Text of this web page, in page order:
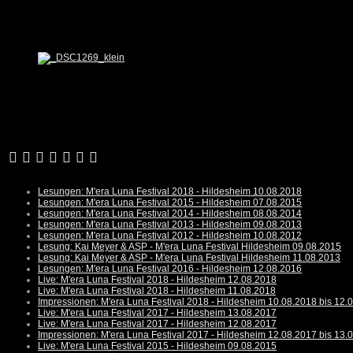
Lesungen: M'era Luna Festival 2018 - Hildesheim 10.08.2018
Lesungen: M'era Luna Festival 2015 - Hildesheim 07.08.2015
Lesungen: M'era Luna Festival 2014 - Hildesheim 08.08.2014
Lesungen: M'era Luna Festival 2013 - Hildesheim 09.08.2013
Lesungen: M'era Luna Festival 2012 - Hildesheim 10.08.2012
Lesung: Kai Meyer & ASP - M'era Luna Festival Hildesheim 09.08.2015
Lesung: Kai Meyer & ASP - M'era Luna Festival Hildesheim 11.08.2013
Lesungen: M'era Luna Festival 2016 - Hildesheim 12.08.2016
Live: M'era Luna Festival 2018 - Hildesheim 12.08.2018
Live: M'era Luna Festival 2018 - Hildesheim 11.08.2018
Impressionen: M'era Luna Festival 2018 - Hildesheim 10.08.2018 bis
Live: M'era Luna Festival 2017 - Hildesheim 13.08.2017
Live: M'era Luna Festival 2017 - Hildesheim 12.08.2017
Impressionen: M'era Luna Festival 2017 - Hildesheim 12.08.2017 bis
Live: M'era Luna Festival 2015 - Hildesheim 09.08.2015